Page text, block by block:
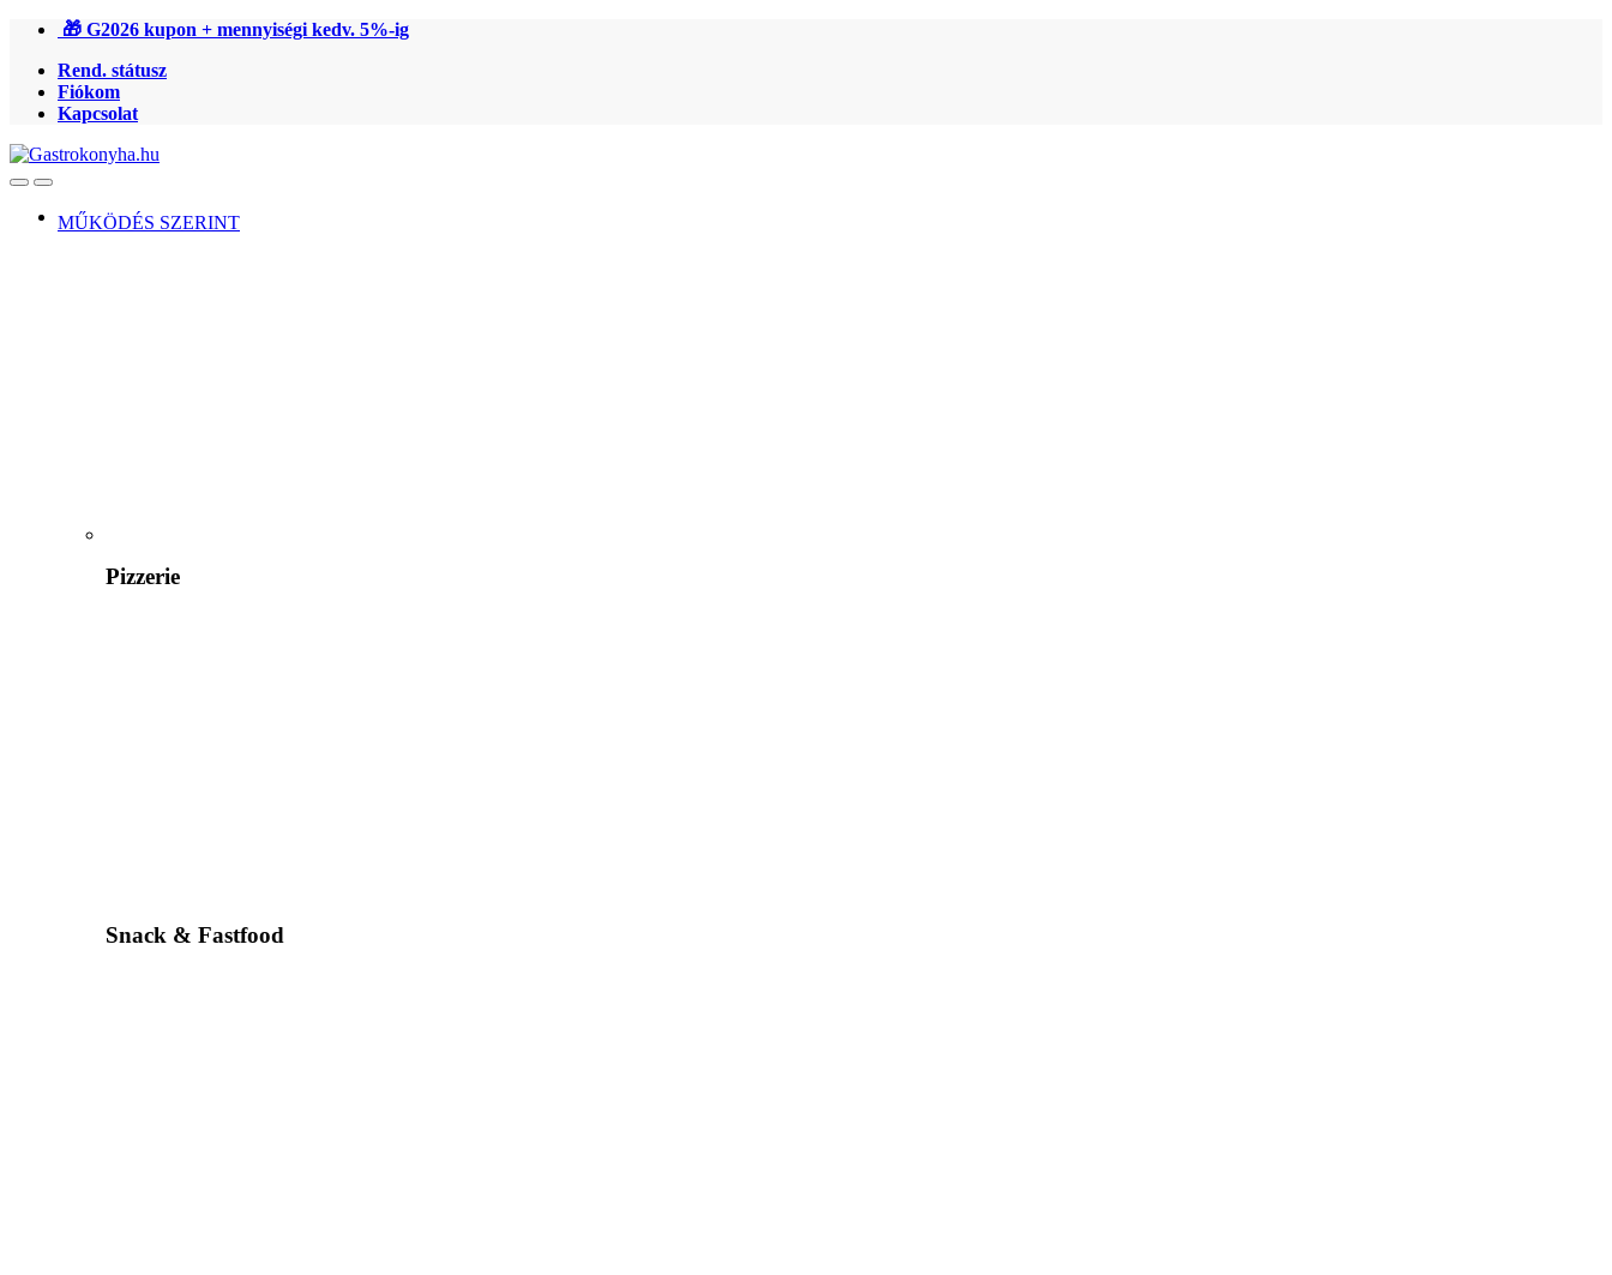
Ugrás
navigációhoz
Ugrás
tartalomra
🎁 G2026 kupon + mennyiségi kedv. 5%-ig
Rend. státusz
Fiókom
Kapcsolat
OpenClose
MŰKÖDÉS SZERINT
Pizzerie
Snack & Fastfood